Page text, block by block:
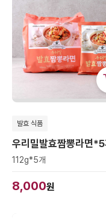
발효 식품
우리밀발효짬뽕라면*5
112g*5개
8,000원